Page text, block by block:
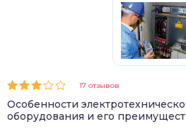
17 отзывов
Особенности
оборудования и его